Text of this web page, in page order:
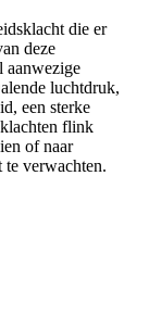
die er
deze
aanwezige
luchtdruk,
een sterke
flink
of naar
verwachten.